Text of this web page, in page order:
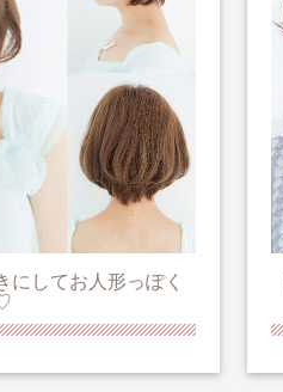
にしてお人形っぽく